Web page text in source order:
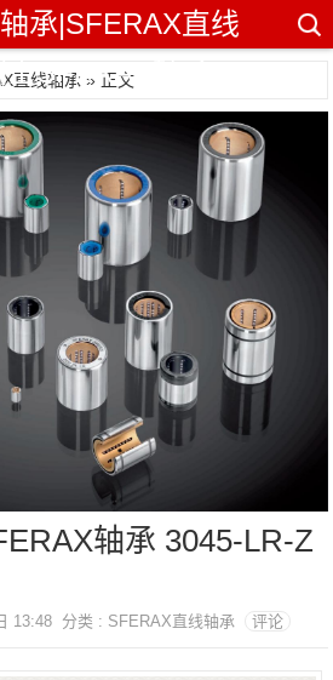
承|SFERAX直线
SFERAX轴承
直线轴承 » 正文
轴承 3045-LR-Z
13:48 分类 : SFERAX直线轴承 评论